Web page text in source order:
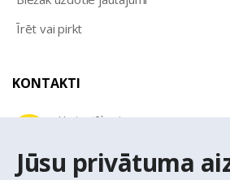
Jūsu privātuma
Īrēt vai pirkt
KONTAKTI
Uzziņu tālrunis